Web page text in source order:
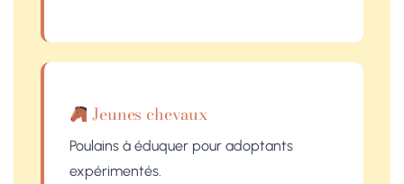
Jeunes chevaux
Poulains à éduquer pour adoptants
expérimentés.